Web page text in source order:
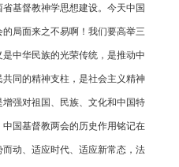
基督教神学思想建设。今天中国
局面来之不易啊！我们要高举三
中华民族的光荣传统，是推动中
同的精神支柱，是社会主义精神
强对祖国、民族、文化和中国特
国基督教两会的历史作用铭记在
动、适应时代、适应新常态，法